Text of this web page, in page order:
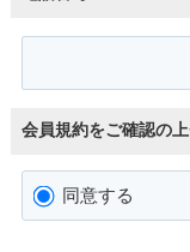
会員規約をご確認の
同意する